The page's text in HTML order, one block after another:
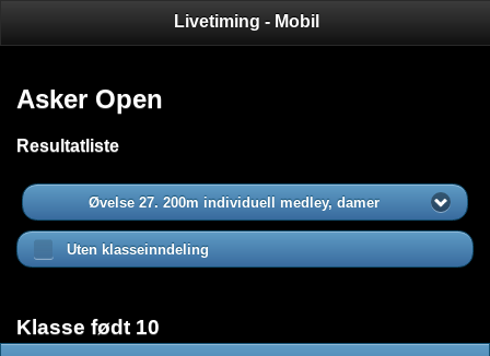
Livetiming - Mobil
Asker Open
Resultatliste
Øvelse 27. 200m individuell medley, damer
Uten klasseinndeling
Klasse født 10